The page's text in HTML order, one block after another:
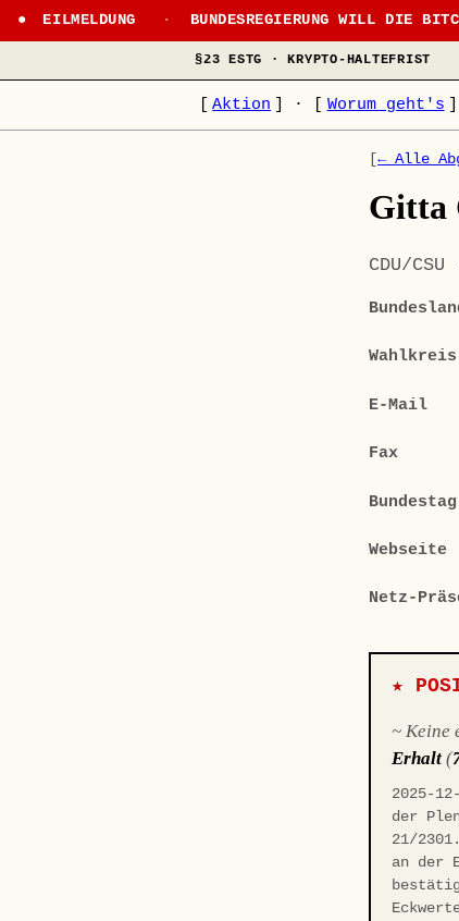
EILMELDUNG · BUNDESREGIERUNG WILL DIE
§23 ESTG · KRYPTO-HALTEFRIST
Aktion · Worum geht's
[← Alle
Gitta
CDU/
Wahlkreis
E-Mail
Fax
Webseite
Netz-
★
~ Keine
Erhalt (
2025-
der
21/
an der